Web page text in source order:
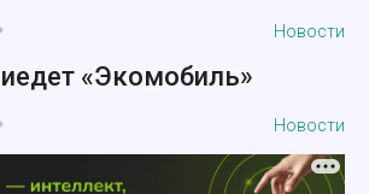
Новости
«Экомобиль»
Новости